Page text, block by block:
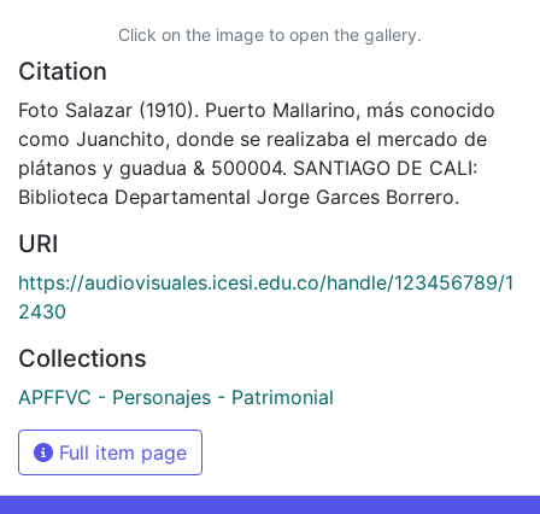
Click on the image to open the gallery.
Citation
Foto Salazar (1910). Puerto Mallarino, más conocido
como Juanchito, donde se realizaba el mercado de
plátanos y guadua & 500004. SANTIAGO DE CALI:
Biblioteca Departamental Jorge Garces Borrero.
URI
https://audiovisuales.icesi.edu.co/handle/123456789/1
2430
Collections
APFFVC - Personajes - Patrimonial
Full item page